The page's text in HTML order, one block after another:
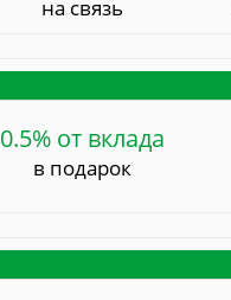
на связь
0.5% от вклада
в подарок